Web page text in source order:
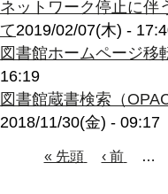
ネットワーク停止に伴
て2019/02/07(木) -
図書館ホームページ移
16:19
図書館蔵書検索（
2018/11/30(金) - 09:17
先
« 先頭
前
‹ 前 …